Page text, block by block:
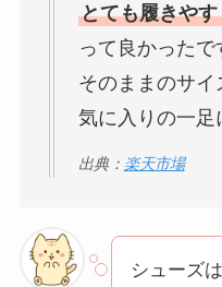
とても履きや
って良かった
そのままのサ
気に入りの一足
出典： 楽天市場
シューズ